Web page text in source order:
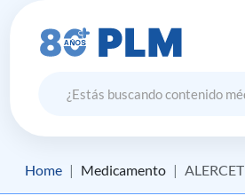
Home Medicamento ALERCET